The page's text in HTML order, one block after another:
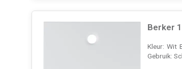
Berker
Kleur: Wit
Gebruik: